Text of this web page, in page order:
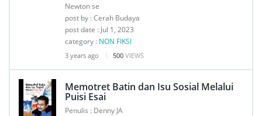
Newton se
post by : Cerah Budaya
post date : Jul 1, 2023
category : NON FIKSI
3 years ago 500 VIEWS
Memotret Batin dan Isu Sosial Melalui
Puisi Esai
Penulis : Denny JA